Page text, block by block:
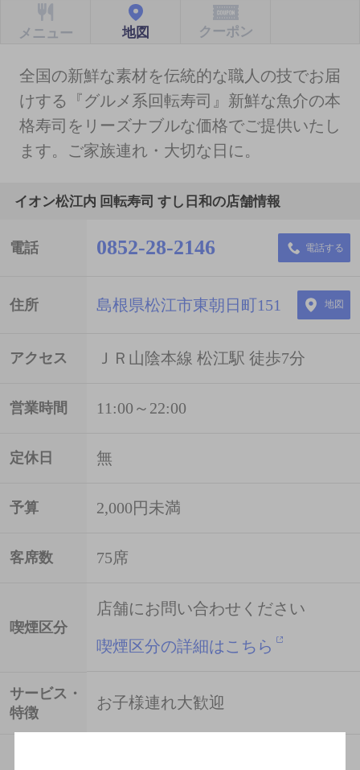
メニュー 地図 クーポン
全国の新鮮な素材を伝統的な職人の技でお届
けする『グルメ系回転寿司』新鮮な魚介の本
格寿司をリーズナブルな価格でご提供いたし
ます。ご家族連れ・大切な日に。
イオン松江内 回転寿司 すし日和の店舗情報
電話 0852-28-2146 電話する
住所 島根県松江市東朝日町151 地図
アクセス ＪＲ山陰本線 松江駅 徒歩7分
営業時間 11:00～22:00
定休日 無
予算 2,000円未満
客席数 75席
喫煙区分
店舗にお問い合わせください
喫煙区分の詳細はこちら
サービス・
特徴
お子様連れ大歓迎